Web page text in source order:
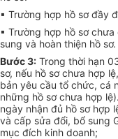
▪ Trường hợp hồ sơ đầy
▪ Trường hợp hồ sơ
sung và hoàn thiện hồ sơ.
Bước 3: Trong thời hạn
sơ, nếu hồ sơ chưa hợp
bản yêu cầu tổ chức, cá
những hồ sơ chưa hợp
ngày nhận đủ hồ sơ hợp
và cấp sửa đổi, bổ sung
mục đích kinh doanh;